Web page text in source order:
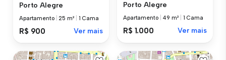
Porto Alegre
Apartamento 25 m² 1 Cama
R$ 900 Ver mais
Porto Alegre
Apartamento 49 m² 1 Cama
R$ 1.000 Ver mais